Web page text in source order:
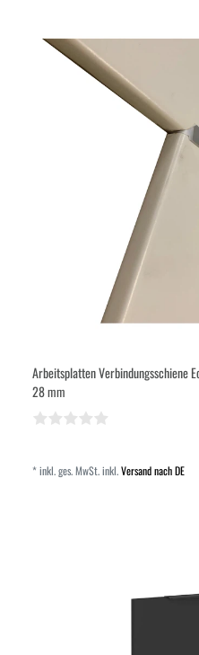
Arbeitsplatten Verbindungsschiene
28 mm
*inkl. ges. MwSt.inkl.Versand nach DE